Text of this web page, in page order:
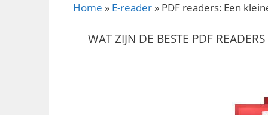
Home » E-reader » PDF readers: Een
WAT ZIJN DE BESTE PDF